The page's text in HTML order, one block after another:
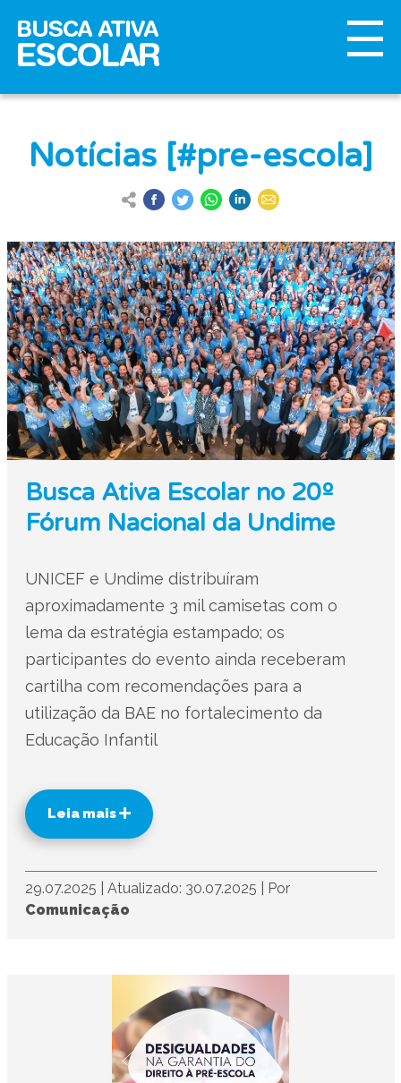
Notícias [#pre-escola]
Busca Ativa Escolar no 20º
Fórum Nacional da Undime
UNICEF e Undime distribuíram
aproximadamente 3 mil camisetas com o
lema da estratégia estampado; os
participantes do evento ainda receberam
cartilha com recomendações para a
utilização da BAE no fortalecimento da
Educação Infantil
Leia mais
29.07.2025 Atualizado: 30.07.2025
Por
Comunicação